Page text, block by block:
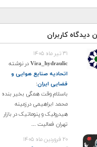
دیدگاه کاربران
۳۱ تیر ماه ۱۴۰۵
Vira_hydraulicدر نوشته
اتحادیه صنایع هوایی و
فضایی ایران:
باسلام وقت همگی بخیر بنده
محمد ابراهیمی درزمینه
هیدرولیک و پنوماتیک در بازار
تهران فعالیت ...
۲۰ فروردین ماه ۱۴۰۵